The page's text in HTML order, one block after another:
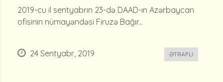
2019-cu il sentyabrın 23-də DAAD-ın Azərbaycan
ofisinin nümayəndəsi Firuzə Bağır...
24 Sentyabr, 2019 ƏTRAFLI